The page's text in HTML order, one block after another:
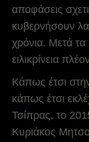
αποφάσεις
κυβερνήσουν
χρόνια. Μετά τα
ειλικρίνεια
Κάπως έτσι
κάπως έτσι
Τσίπρας, το
Κυριάκος